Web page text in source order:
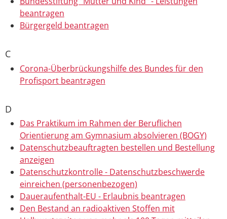
beantragen
Bürgergeld beantragen
C
Corona-Überbrückungshilfe des Bundes für den
Profisport beantragen
D
Das Praktikum im Rahmen der Beruflichen
Orientierung am Gymnasium absolvieren (BOGY)
Datenschutzbeauftragten bestellen und Bestellung
anzeigen
Datenschutzkontrolle - Datenschutzbeschwerde
einreichen (personenbezogen)
Daueraufenthalt-EU - Erlaubnis beantragen
Den Bestand an radioaktiven Stoffen mit